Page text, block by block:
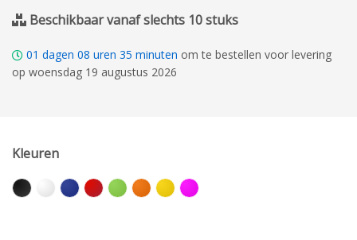
Beschikbaar vanaf slechts 10 stuks
01 dagen 08 uren 35 minuten om te bestellen voor levering
op woensdag 19 augustus 2026
Kleuren